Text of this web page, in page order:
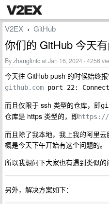
V2EX › GitHub
你们的 GitHub 今天有
Byzhanglintcat Jan 16, 2024 · 4256
今天往 GitHub push 的时候始终报
github.com port 22:
而且仅限于 ssh 类型的仓库，即
仓库是 https 类型的，即https://
而且除了我本地，我上我的阿里
概是今天下午开始有这个问题的。
所以我想问下大家也有遇到类似
另外，解决方案如下：